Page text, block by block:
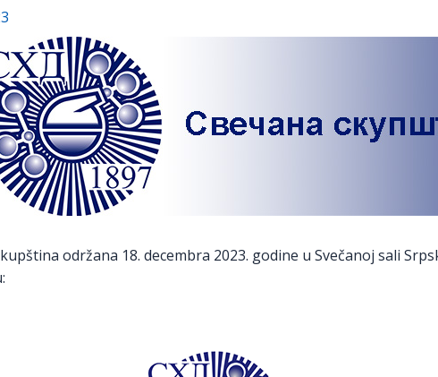
održana 18. decembra 2023. godine u Svečanoj sali